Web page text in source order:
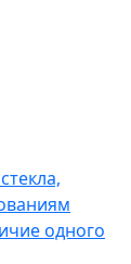
одного